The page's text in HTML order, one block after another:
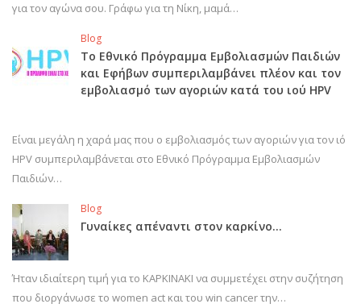
για τον αγώνα σου. Γράφω για τη Νίκη, μαμά…
Blog
Το Εθνικό Πρόγραμμα Εμβολιασμών Παιδιών
και Εφήβων συμπεριλαμβάνει πλέον και τον
εμβολιασμό των αγοριών κατά του ιού HPV
Είναι μεγάλη η χαρά μας που ο εμβολιασμός των αγοριών για τον ιό
HPV συμπεριλαμβάνεται στο Εθνικό Πρόγραμμα Εμβολιασμών
Παιδιών…
Blog
Γυναίκες απέναντι στον καρκίνο…
Ήταν ιδιαίτερη τιμή για το ΚΑΡΚΙΝΑΚΙ να συμμετέχει στην συζήτηση
που διοργάνωσε το women act και του win cancer την…